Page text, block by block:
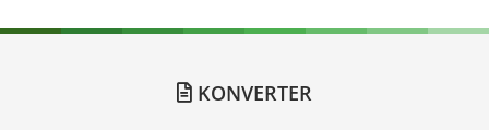
KONVERTER